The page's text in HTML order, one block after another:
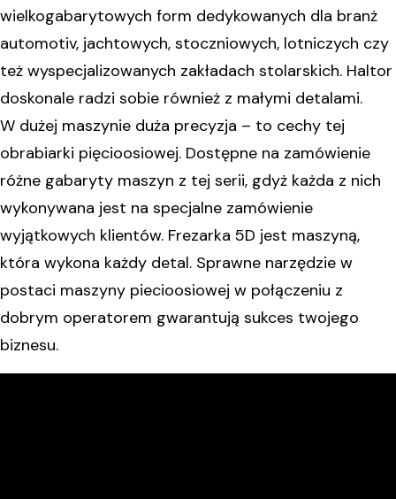
wielkogabarytowych form dedykowanych dla branż
automotiv, jachtowych, stoczniowych, lotniczych czy
też wyspecjalizowanych zakładach stolarskich. Haltor
doskonale radzi sobie również z małymi detalami.
W dużej maszynie duża precyzja – to cechy tej
obrabiarki pięcioosiowej. Dostępne na zamówienie
różne gabaryty maszyn z tej serii, gdyż każda z nich
wykonywana jest na specjalne zamówienie
wyjątkowych klientów. Frezarka 5D jest maszyną,
która wykona każdy detal. Sprawne narzędzie w
postaci maszyny piecioosiowej w połączeniu z
dobrym operatorem gwarantują sukces twojego
biznesu.